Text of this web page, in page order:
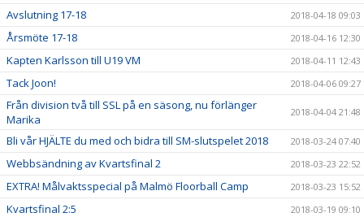
Avslutning 17-18 2018-04-18 09:03
Årsmöte 17-18 2018-04-16 12:30
Kapten Karlsson till U19 VM 2018-04-11 12:43
Tack Joon! 2018-04-06 09:27
Från division två till SSL på en säsong, nu förlänger
Marika
2018-04-04 21:48
Bli vår HJÄLTE du med och bidra till SM-slutspelet 2018 2018-03-24 07:40
Webbsändning av Kvartsfinal 2 2018-03-23 22:52
EXTRA! Målvaktsspecial på Malmö Floorball Camp 2018-03-23 15:52
Kvartsfinal 2:5 2018-03-19 09:10